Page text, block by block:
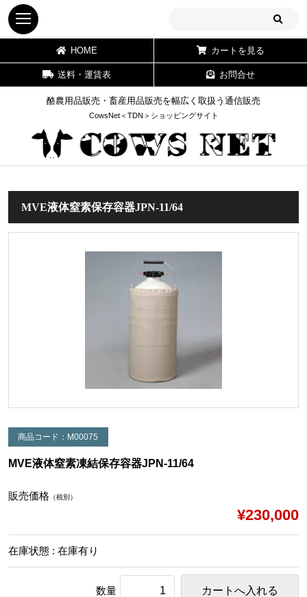
酪農用品販売・畜産用品販売を幅広く取扱う通信販売
CowsNet＜TDN＞ショッピングサイト
HOME カートを見る
送料・運賃表 お問合せ
MVE液体窒素保存容器JPN-11/64
商品コード：M00075
MVE液体窒素凍結保存容器JPN-11/64
販売価格 （税別）
¥230,000
在庫状態 : 在庫有り
数量